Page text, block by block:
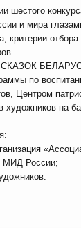
шестого
и мира
критерии
СКАЗОК
по
Центром
на
МИД России;